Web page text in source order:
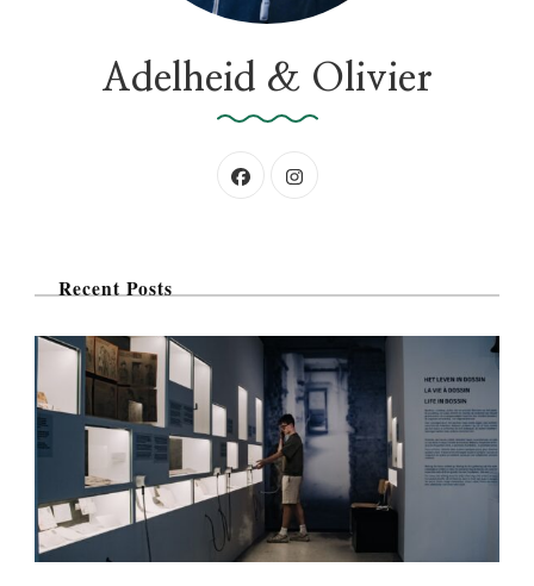
Adelheid & Olivier
Recent Posts